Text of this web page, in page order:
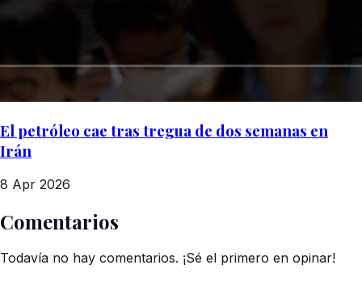
El petróleo cae tras tregua de dos semanas en
Irán
8 Apr 2026
Comentarios
Todavía no hay comentarios. ¡Sé el primero en opinar!